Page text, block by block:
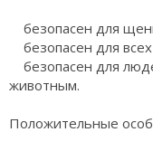
безопасен для
безопасен для
безопасен для
животным.
Положительные